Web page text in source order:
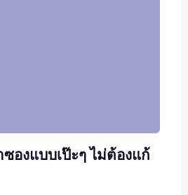
องแบบเป๊ะๆ ไม่ต้องแก้